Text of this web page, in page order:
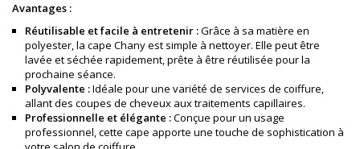
Avantages :
Réutilisable et facile à entretenir :Grâce à sa matière en
polyester, la cape Chany est simple à nettoyer. Elle peut être
lavée et séchée rapidement, prête à être réutilisée pour la
prochaine séance.
Polyvalente :Idéale pour une variété de services de coiffure,
allant des coupes de cheveux aux traitements capillaires.
Professionnelle et élégante :Conçue pour un usage
professionnel, cette cape apporte une touche de sophistication à